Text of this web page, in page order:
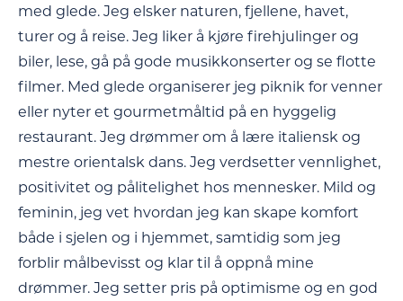
med glede. Jeg elsker naturen, fjellene, havet,
turer og å reise. Jeg liker å kjøre firehjulinger og
biler, lese, gå på gode musikkonserter og se flotte
filmer. Med glede organiserer jeg piknik for venner
eller nyter et gourmetmåltid på en hyggelig
restaurant. Jeg drømmer om å lære italiensk og
mestre orientalsk dans. Jeg verdsetter vennlighet,
positivitet og pålitelighet hos mennesker. Mild og
feminin, jeg vet hvordan jeg kan skape komfort
både i sjelen og i hjemmet, samtidig som jeg
forblir målbevisst og klar til å oppnå mine
drømmer. Jeg setter pris på optimisme og en god